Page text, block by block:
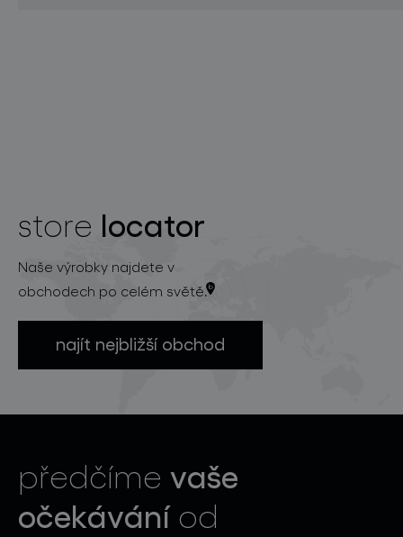
store locator
Naše výrobky najdete v
obchodech po celém světě.
najít nejbližší obchod
předčíme vaše
očekáváníod